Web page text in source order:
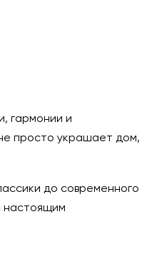
гармонии и
просто украшает дом,
до современного
настоящим